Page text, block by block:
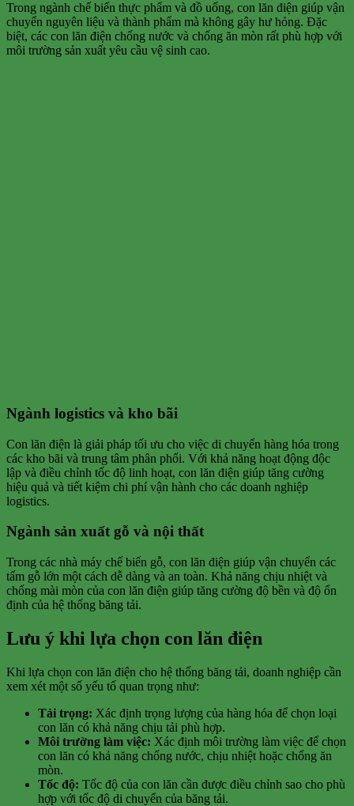
Trong ngành chế biến thực phẩm và đồ uống, con lăn điện giúp vận
chuyển nguyên liệu và thành phẩm mà không gây hư hỏng. Đặc
biệt, các con lăn điện chống nước và chống ăn mòn rất phù hợp với
môi trường sản xuất yêu cầu vệ sinh cao.
Ngành logistics và kho bãi
Con lăn điện là giải pháp tối ưu cho việc di chuyển hàng hóa trong
các kho bãi và trung tâm phân phối. Với khả năng hoạt động độc
lập và điều chỉnh tốc độ linh hoạt, con lăn điện giúp tăng cường
hiệu quả và tiết kiệm chi phí vận hành cho các doanh nghiệp
logistics.
Ngành sản xuất gỗ và nội thất
Trong các nhà máy chế biến gỗ, con lăn điện giúp vận chuyển các
tấm gỗ lớn một cách dễ dàng và an toàn. Khả năng chịu nhiệt và
chống mài mòn của con lăn điện giúp tăng cường độ bền và độ ổn
định của hệ thống băng tải.
Lưu ý khi lựa chọn con lăn điện
Khi lựa chọn con lăn điện cho hệ thống băng tải, doanh nghiệp cần
xem xét một số yếu tố quan trọng như:
Tải trọng: Xác định trọng lượng của hàng hóa để chọn loại
con lăn có khả năng chịu tải phù hợp.
Môi trường làm việc: Xác định môi trường làm việc để chọn
con lăn có khả năng chống nước, chịu nhiệt hoặc chống ăn
mòn.
Tốc độ: Tốc độ của con lăn cần được điều chỉnh sao cho phù
hợp với tốc độ di chuyển của băng tải.